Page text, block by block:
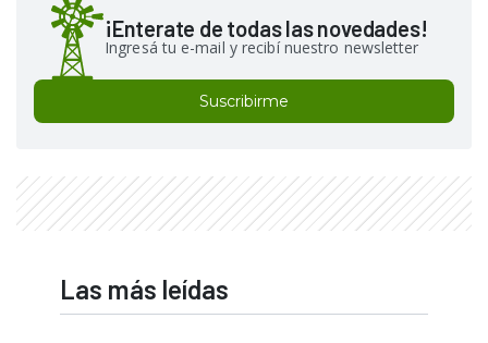
¡Enterate de todas las novedades!
Ingresá tu e-mail y recibí nuestro newsletter
Suscribirme
Las más leídas